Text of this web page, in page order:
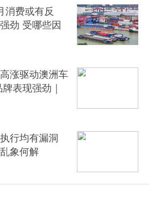
消费或有反
劲 受哪些因
涨驱动澳洲车
表现强劲｜
行均有漏洞
象何解